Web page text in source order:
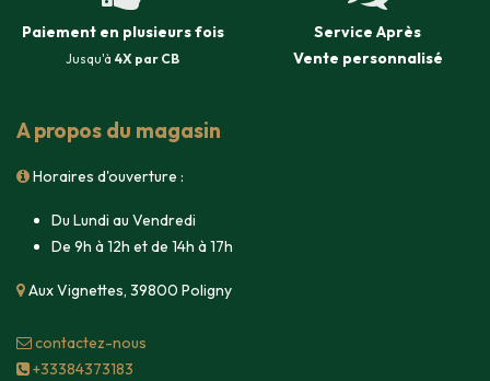
Paiement en plusieurs fois
Jusqu'à 4X par CB
Service Après
Vente personnalisé
A propos du magasin
Horaires d'ouverture :
Du Lundi au Vendredi
De 9h à 12h et de 14h à 17h
Aux Vignettes, 39800 Poligny
contacte​z-nous
+33384373183